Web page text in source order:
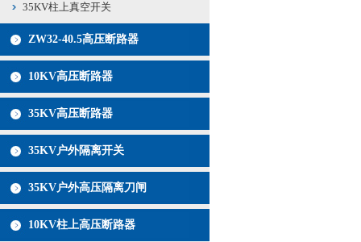
35KV柱上真空开关
ZW32-40.5高压断路器
10KV高压断路器
35KV高压断路器
35KV户外隔离开关
35KV户外高压隔离刀闸
10KV柱上高压断路器